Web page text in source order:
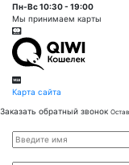
Пн-Вс 10:30 - 19:00
Мы принимаем карты
Карта сайта
Заказать обратный звонок